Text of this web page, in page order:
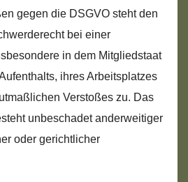
gegen die DSGVO steht den
bei einer
in dem Mitgliedstaat
ihres Arbeitsplatzes
Verstoßes zu. Das
unbeschadet anderweitiger
oder gerichtlicher